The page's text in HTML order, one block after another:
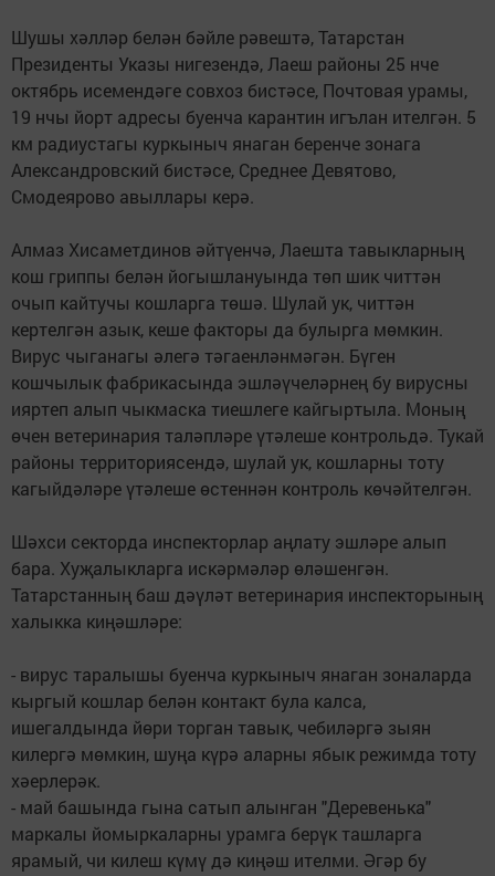
Шушы хәлләр белән бәйле рәвештә, Татарстан
Президенты Указы нигезендә, Лаеш районы 25 нче
октябрь исемендәге совхоз бистәсе, Почтовая урамы,
19 нчы йорт адресы буенча карантин игълан ителгән. 5
км радиустагы куркыныч янаган беренче зонага
Александровский бистәсе, Среднее Девятово,
Смодеярово авыллары керә.
Алмаз Хисаметдинов әйтүенчә, Лаешта тавыкларның
кош гриппы белән йогышлануында төп шик читтән
очып кайтучы кошларга төшә. Шулай ук, читтән
кертелгән азык, кеше факторы да булырга мөмкин.
Вирус чыганагы әлегә тәгаенләнмәгән. Бүген
кошчылык фабрикасында эшләүчеләрнең бу вирусны
ияртеп алып чыкмаска тиешлеге кайгыртыла. Моның
өчен ветеринария таләпләре үтәлеше контрольдә. Тукай
районы территориясендә, шулай ук, кошларны тоту
кагыйдәләре үтәлеше өстеннән контроль көчәйтелгән.
Шәхси секторда инспекторлар аңлату эшләре алып
бара. Хуҗалыкларга искәрмәләр өләшенгән.
Татарстанның баш дәүләт ветеринария инспекторының
халыкка киңәшләре:
- вирус таралышы буенча куркыныч янаган зоналарда
кыргый кошлар белән контакт була калса,
ишегалдында йөри торган тавык, чебиләргә зыян
килергә мөмкин, шуңа күрә аларны ябык режимда тоту
хәерлерәк.
- май башында гына сатып алынган "Деревенька"
маркалы йомыркаларны урамга берүк ташларга
ярамый, чи килеш күмү дә киңәш ителми. Әгәр бу